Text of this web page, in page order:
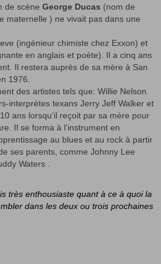
de scène George Ducas (nom de
maternelle ) ne vivait pas dans une
(ingénieur chimiste chez Exxon) et
en anglais et poète). Il a cinq ans
Il restera auprès de sa mère à San
1976.
des artistes tels que: Willie Nelson
interprètes texans Jerry Jeff Walker et
ans lorsqu’il reçoit par sa mère pour
Il se forma à l’instrument en
au blues et au rock à partir
ses parents, comme Johnny Lee
Waters .
très enthousiaste quant à ce à quoi la
dans les deux ou trois prochaines